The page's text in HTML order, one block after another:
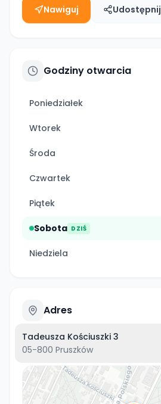
Nawiguj Udostępnij
Godziny otwarcia
Poniedziałek
Wtorek
Środa
Czwartek
Piątek
Sobota DZIŚ
Niedziela
Adres
Tadeusza Kościuszki 3
05-800 Pruszków